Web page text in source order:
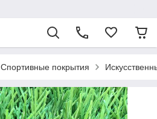
Спортивные покрытия